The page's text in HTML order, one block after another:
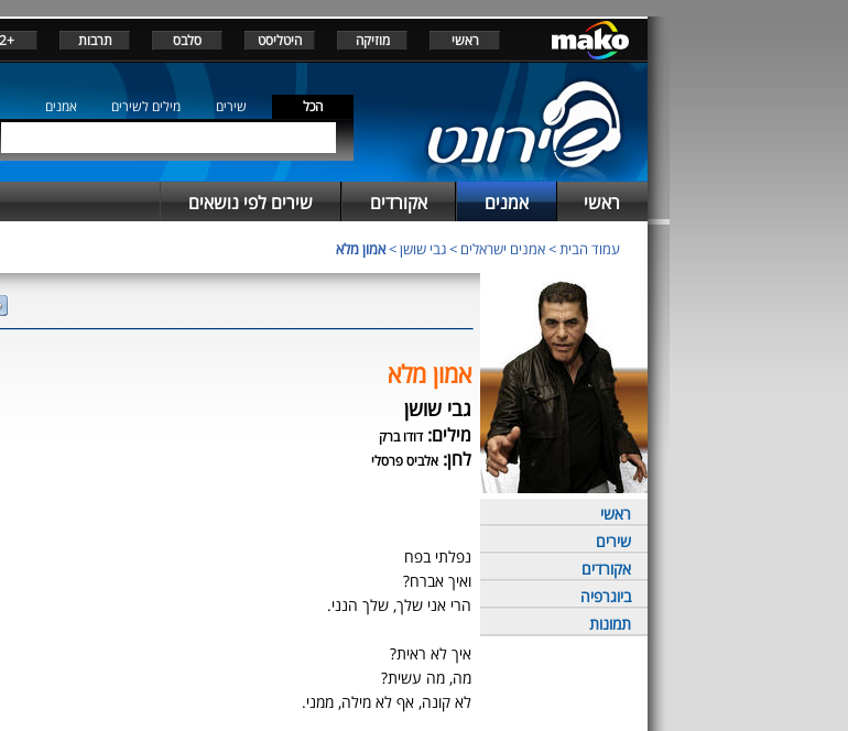
ראשי מוזיקה היטליסט סלבס תרבות +12
הכל שירים מילים לשירים אמנים
ראשי אמנים אקורדים שירים לפי נושאים
עמוד הבית>אמנים ישראלים >גבי שושן>אמון מלא
ראשי
שירים
אקורדים
ביוגרפיה
תמונות
אמון מלא
גבי שושן
מילים:דודו ברק
לחן: אלביס פרסלי
נפלתי בפח
ואיך אברח?
הרי אני שלך, שלך הנני.
איך לא ראית?
מה, מה עשית?
לא קונה, אף לא מילה, ממני.